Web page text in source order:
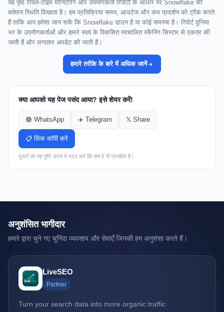
यह पृष्ठ रीयल-टाइम मॉनिटरिंग और उपयोगकर्ता रिपोर्टों के आधार पर Snowflake की
वर्तमान स्थिति दिखाता है। हम प्रतिक्रिया समय, आउटेज और कम प्रदर्शन को ट्रैक करते
हैं ताकि आप हमेशा जान सकें कि Snowflake डाउन है या कोई समस्या है। रिपोर्ट दुनिया
भर के उपयोगकर्ताओं और हमारे स्वयं के विकसित स्वचालित स्कैनिंग सिस्टम से एकत्र की
जाती हैं और लगातार अपडेट की जाती हैं।
हमारे तरीके के बारे में अधिक जानें
क्या आपको यह पेज पसंद आया? इसे शेयर करें!
🟢 WhatsApp ✈️ Telegram 𝕏 Share
📋 लिंक कॉपी करें
दूसरों को यह पुष्टि करने में मदद करें कि क्या वे भी प्रभावित हैं।
अनुशंसित भागीदार
हमारे द्वारा चुने गए चुनिंदा व्यवसाय और सेवाएँ जिनकी हम अनुशंसा करते हैं।
LiveSEO
Partner
Turn your search data into more organic traffic